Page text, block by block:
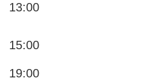
13:00
15:00
19:00